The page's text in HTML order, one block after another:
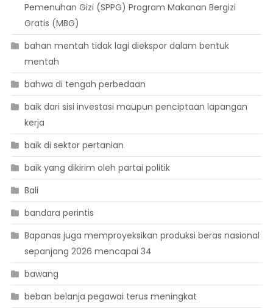
Pemenuhan Gizi (SPPG) Program Makanan Bergizi
Gratis (MBG)
bahan mentah tidak lagi diekspor dalam bentuk
mentah
bahwa di tengah perbedaan
baik dari sisi investasi maupun penciptaan lapangan
kerja
baik di sektor pertanian
baik yang dikirim oleh partai politik
Bali
bandara perintis
Bapanas juga memproyeksikan produksi beras nasional
sepanjang 2026 mencapai 34
bawang
beban belanja pegawai terus meningkat